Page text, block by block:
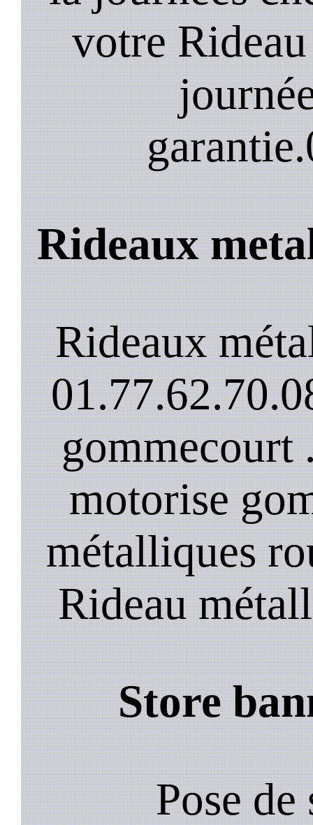
votre
garantie.
Rideaux
Rideaux
gommecourt
motorise
métalliques
Rideau
Store
Pose de